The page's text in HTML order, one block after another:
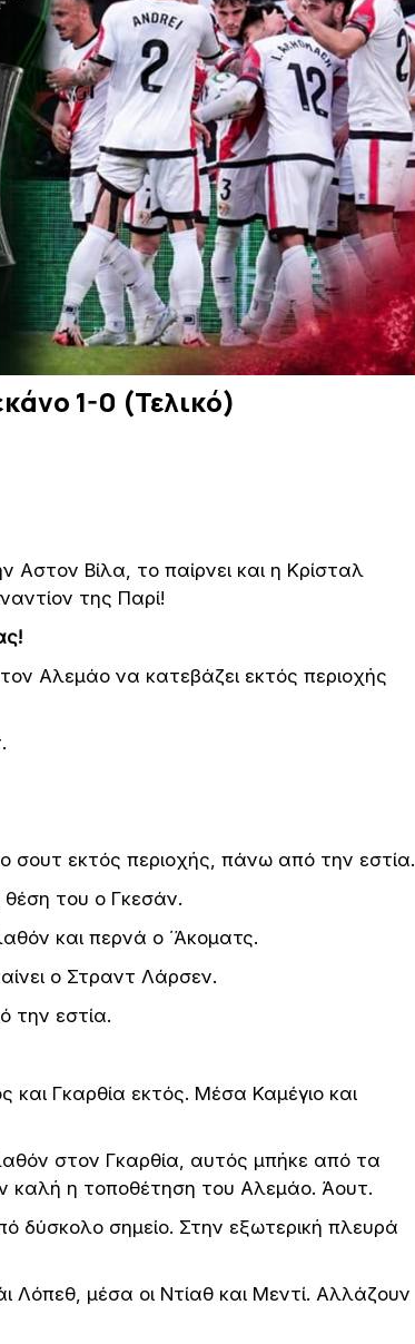
1-0 (Τελικό)
Αστον Βίλα, το παίρνει και η Κρίσταλ
της Παρί!
Αλεμάο να κατεβάζει εκτός περιοχής
σουτ εκτός περιοχής, πάνω από την εστία.
του ο Γκεσάν.
και περνά ο ΄Άκοματς.
ο Στραντ Λάρσεν.
την εστία.
Γκαρθία εκτός. Μέσα Καμέγιο και
στον Γκαρθία, αυτός μπήκε από τα
καλή η τοποθέτηση του Αλεμάο. Άουτ.
δύσκολο σημείο. Στην εξωτερική πλευρά
Λόπεθ, μέσα οι Ντίαθ και Μεντί. Αλλάζουν